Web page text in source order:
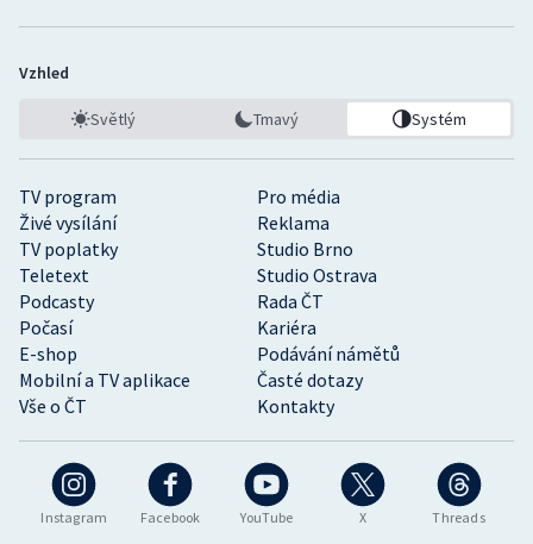
Instagram Facebook YouTube X Threads
TV program
Pro média
Živé vysílání
Reklama
TV poplatky
Studio Brno
Teletext
Studio Ostrava
Podcasty
Rada ČT
Počasí
Kariéra
E-shop
Podávání námětů
Mobilní a TV aplikace
Časté dotazy
Vše o ČT
Kontakty
Vzhled
Světlý Tmavý Systém